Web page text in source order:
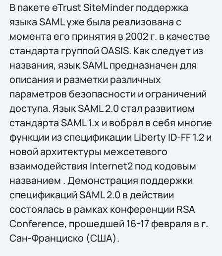
В пакете eTrust SiteMinder поддержка
языка SAML уже была реализована с
момента его принятия в 2002 г. в качестве
стандарта группой OASIS. Как следует из
названия, язык SAML предназначен для
описания и разметки различных
параметров безопасности и ограничений
доступа. Язык SAML 2.0 стал развитием
стандарта SAML 1.x и вобрал в себя многие
функции из спецификации Liberty ID-FF 1.2 и
новой архитектуры межсетевого
взаимодействия Internet2 под кодовым
названием . Демонстрация поддержки
спецификаций SAML 2.0 в действии
состоялась в рамках конференции RSA
Conference, прошедшей 16-17 февраля в г.
Сан-Франциско (США).